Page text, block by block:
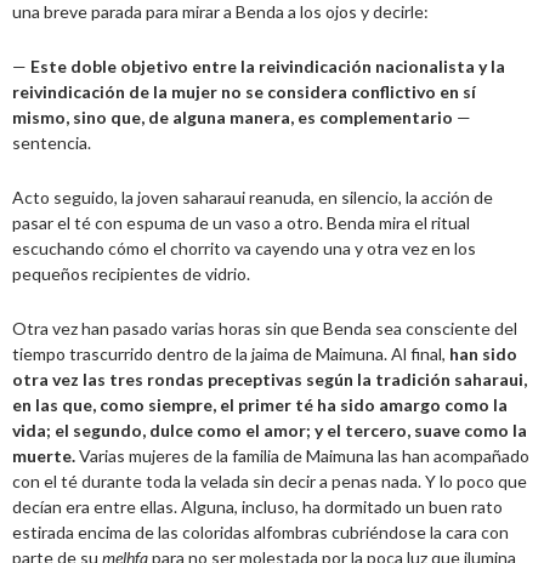
una breve parada para mirar a Benda a los ojos y decirle:
— Este doble objetivo entre la reivindicación nacionalista y la
reivindicación de la mujer no se considera conflictivo en sí
mismo, sino que, de alguna manera, es complementario —
sentencia.
Acto seguido, la joven saharaui reanuda, en silencio, la acción de
pasar el té con espuma de un vaso a otro. Benda mira el ritual
escuchando cómo el chorrito va cayendo una y otra vez en los
pequeños recipientes de vidrio.
Otra vez han pasado varias horas sin que Benda sea consciente del
tiempo trascurrido dentro de la jaima de Maimuna. Al final, han sido
otra vez las tres rondas preceptivas según la tradición saharaui,
en las que, como siempre, el primer té ha sido amargo como la
vida; el segundo, dulce como el amor; y el tercero, suave como la
muerte.Varias mujeres de la familia de Maimuna las han acompañado
con el té durante toda la velada sin decir a penas nada. Y lo poco que
decían era entre ellas. Alguna, incluso, ha dormitado un buen rato
estirada encima de las coloridas alfombras cubriéndose la cara con
parte de su melhfapara no ser molestada por la poca luz que ilumina